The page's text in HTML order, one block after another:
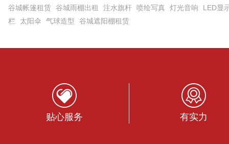
谷城帐篷租赁 谷城雨棚出租 注水旗杆 喷绘写真 灯光音响
LED显
栏
太阳伞 气球造型 谷城遮阳棚租赁
贴心服务 有实力